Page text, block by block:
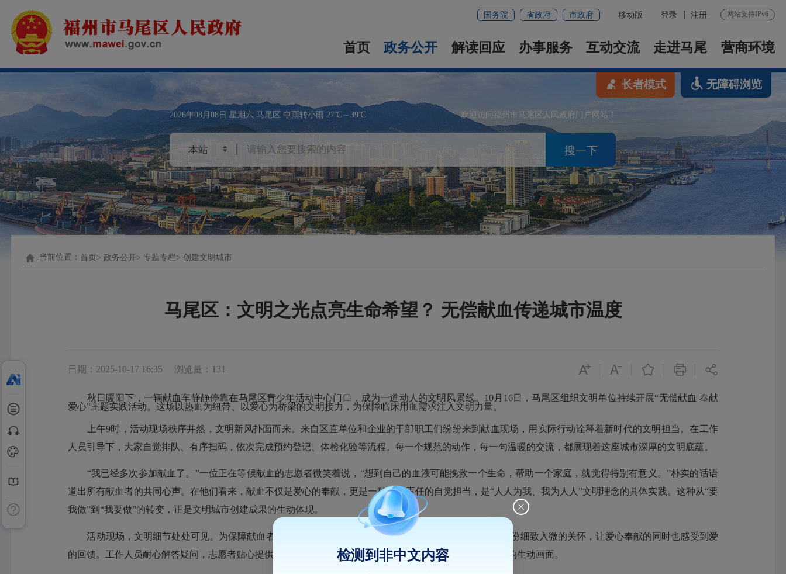
国务院 省政府 市政府 移动版 登录 注册 网站支持IPv6
首页 政务公开 解读回应 办事服务 互动交流 走进马尾 营商环境
2026年08月08日 星期六 马尾区 中雨转小雨 27℃～39℃ 欢迎访问福州市马尾区人民政府门户网站！
搜一下
长者模式 无障碍浏览
当前位置：首页 政务公开 专题专栏 创建文明城市
马尾区：文明之光点亮生命希望？ 无偿献血传递城市温度
日期：2025-10-17 16:35 浏览量：131
秋日暖阳下，一辆献血车静静停靠在马尾区青少年活动中心门口，成为一道动人的文明风景线。10月16日，马尾区组织文明单位持续开展“无偿献血 奉献
爱心”主题实践活动。这场以热血为纽带、以爱心为桥梁的文明接力，为保障临床用血需求注入文明力量。
上午9时，活动现场秩序井然，文明新风扑面而来。来自区直单位和企业的干部职工们纷纷来到献血现场，用实际行动诠释着新时代的文明担当。在工作
人员引导下，大家自觉排队、有序扫码，依次完成预约登记、体检化验等流程。每一个规范的动作，每一句温暖的交流，都展现着这座城市深厚的文明底蕴。
“我已经多次参加献血了。”一位正在等候献血的志愿者微笑着说，“想到自己的血液可能挽救一个生命，帮助一个家庭，就觉得特别有意义。”朴实的话语
道出所有献血者的共同心声。在他们看来，献血不仅是爱心的奉献，更是一种文明责任的自觉担当，是“人人为我、我为人人”文明理念的具体实践。这种从“要
我做”到“我要做”的转变，正是文明城市创建成果的生动体现。
活动现场，文明细节处处可见。为保障献血者健康，马尾区卫健局特地准备了牛奶、面包等营养品，这份细致入微的关怀，让爱心奉献的同时也感受到爱
的回馈。工作人员耐心解答疑问，志愿者贴心提供服务，整个流程环环相扣、高效顺畅，构成一幅文明和谐的生动画面。
检测到非中文内容